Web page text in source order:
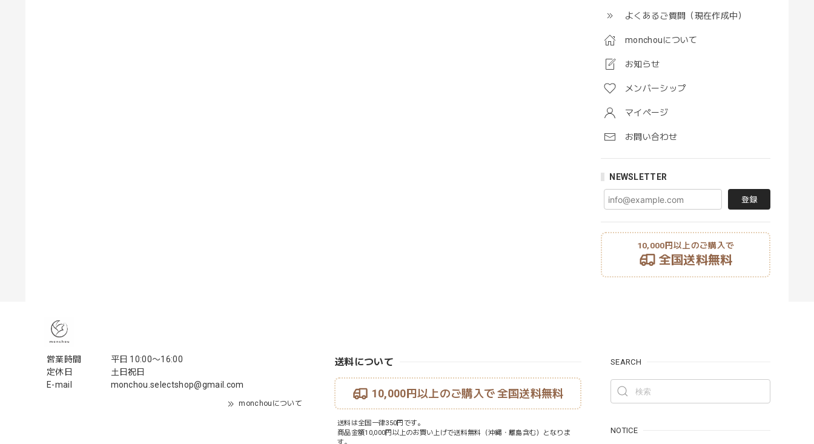
よくあるご質問（現在作成中）
monchouについて
お知らせ
メンバーシップ
マイページ
お問い合わせ
NEWSLETTER
登録
10,000円以上のご購入で
全国送料無料
営業時間
平日 10:00〜16:00
定休日
土日祝日
E-mail
monchou.selectshop@gmail.com
monchouについて
送料について
10,000円以上のご購入で全国送料無料
送料は全国一律350円です。
商品金額10,000円以上のお買い上げで送料無料（沖縄・離島含む）となりま
SEARCH
NOTICE